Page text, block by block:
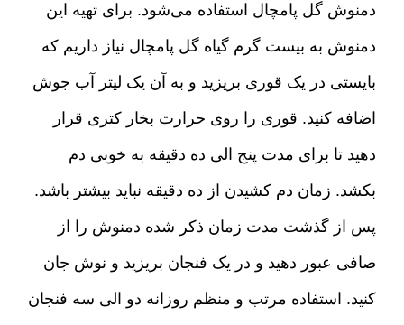
دمنوش گل پامچال استفاده می‌شود. برای تهیه این
دمنوش به بیست گرم گیاه گل پامچال نیاز داریم که
بایستی در یک قوری بریزید و به آن یک لیتر آب جوش
اضافه کنید. قوری را روی حرارت بخار کتری قرار
دهید تا برای مدت پنج الی ده دقیقه به خوبی دم
بکشد. زمان دم کشیدن از ده دقیقه نباید بیشتر باشد.
پس از گذشت مدت زمان ذکر شده دمنوش را از
صافی عبور دهید و در یک فنجان بریزید و نوش جان
کنید. استفاده مرتب و منظم روزانه دو الی سه فنجان